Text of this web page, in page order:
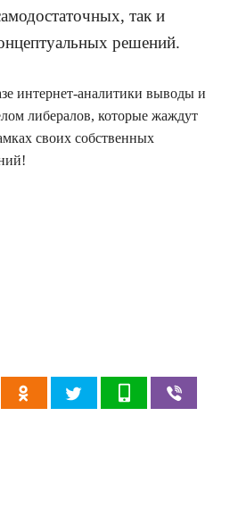
так и
решений.
интернет-аналитики выводы и
либералов, которые жаждут
своих собственных